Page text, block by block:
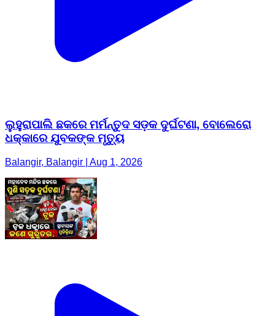
ଲୁହୁରାପାଲି ଛକରେ ମର୍ମନ୍ତୁଦ ସଡ଼କ ଦୁର୍ଘଟଣା, ବୋଲେରୋ
ଧକ୍କାରେ ଯୁବକଙ୍କ ମୃତ୍ୟୁ
Balangir, Balangir | Aug 1, 2026